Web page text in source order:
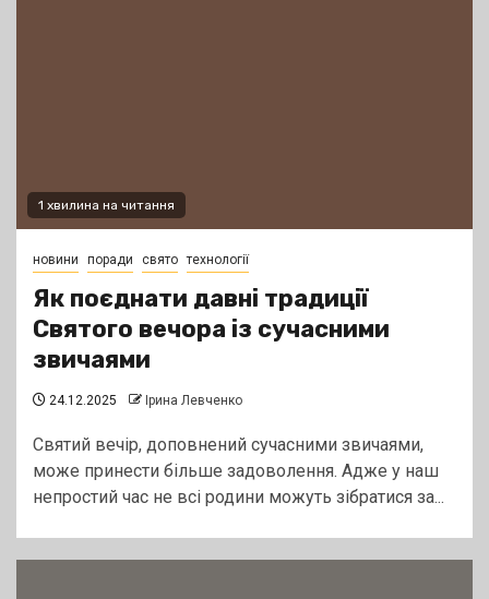
1 хвилина на читання
новини поради свято технології
Як поєднати давні традиції
Святого вечора із сучасними
звичаями
24.12.2025 Ірина Левченко
Святий вечір, доповнений сучасними звичаями,
може принести більше задоволення. Адже у наш
непростий час не всі родини можуть зібратися за...